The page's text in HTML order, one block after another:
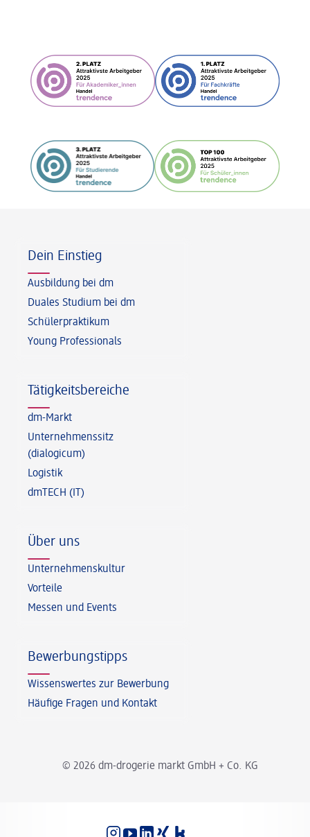
© 2026 dm-drogerie markt GmbH + Co. KG
Dein Einstieg
Ausbildung bei dm
Duales Studium bei dm
Schülerpraktikum
Young Professionals
Tätigkeitsbereiche
dm-Markt
Unternehmenssitz
(dialogicum)
Logistik
dmTECH (IT)
Über uns
Unternehmenskultur
Vorteile
Messen und Events
Bewerbungstipps
Wissenswertes zur Bewerbung
Häufige Fragen und Kontakt